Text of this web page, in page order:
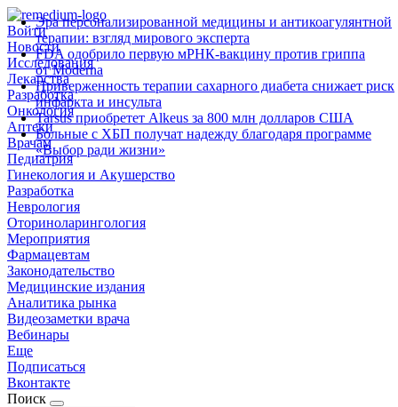
Войти
Новости
Исследования
Лекарства
Разработка
Онкология
Аптеки
Врачам
Педиатрия
Гинекология и Акушерство
Разработка
Неврология
Оториноларингология
Мероприятия
Фармацевтам
Законодательство
Медицинские издания
Аналитика рынка
Видеозаметки врача
Вебинары
Еще
Подписаться
Вконтакте
Поиск
Эра персонализированной медицины и антикоагулянтной
терапии: взгляд мирового эксперта
FDA одобрило первую мРНК‑вакцину против гриппа
от Moderna
Приверженность терапии сахарного диабета снижает риск
инфаркта и инсульта
Tarsus приобретет Alkeus за 800 млн долларов США
Больные с ХБП получат надежду благодаря программе
«Выбор ради жизни»